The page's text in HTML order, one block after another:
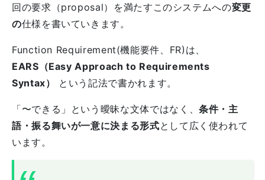
回の要求（proposal）を満たすこのシステムへの変更
の仕様を書いていきます。
Function Requirement(機能要件、FR)は、
EARS（Easy Approach to Requirements
Syntax）
という記法で書かれます。
「〜できる」という曖昧な文体ではなく、条件・主
語・振る舞いが一意に決まる形式として広く使われて
います。